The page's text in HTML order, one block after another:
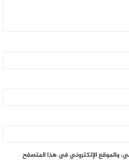
والموقع الإلكتروني في هذا المتصفح